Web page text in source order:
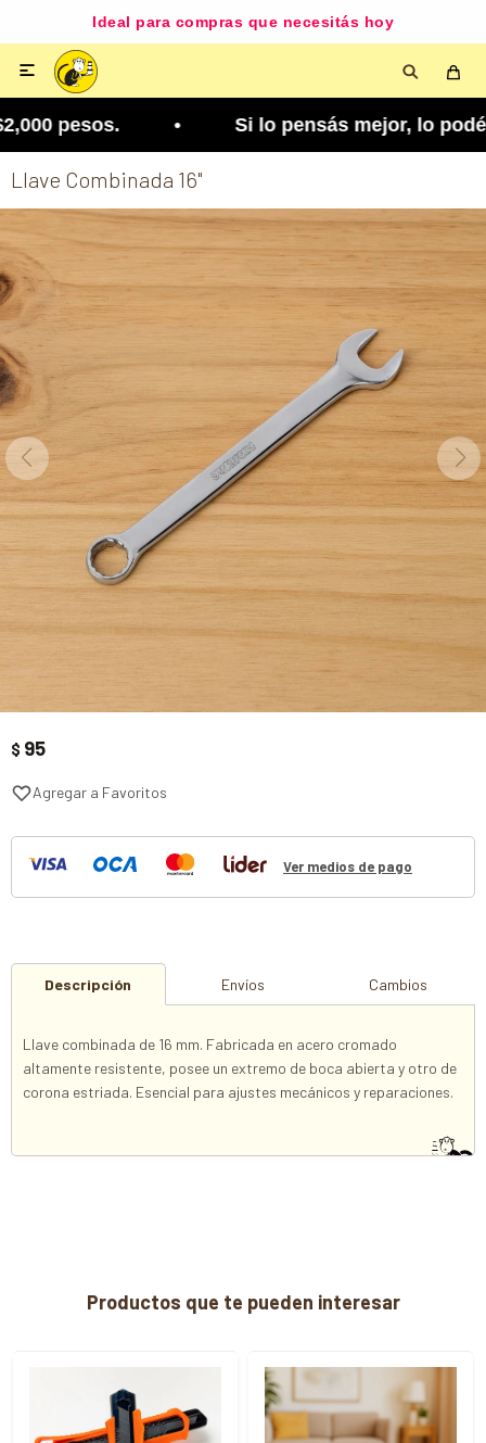
Ideal para compras que necesitás hoy

pesos. • Si lo pensás mejor, lo podés
Llave Combinada 16"
$ 95
Ver medios de pago
Descripción Envíos Cambios
Llave combinada de 16 mm. Fabricada en acero cromado
altamente resistente, posee un extremo de boca abierta y otro de
corona estriada. Esencial para ajustes mecánicos y reparaciones.
Productos que te pueden interesar